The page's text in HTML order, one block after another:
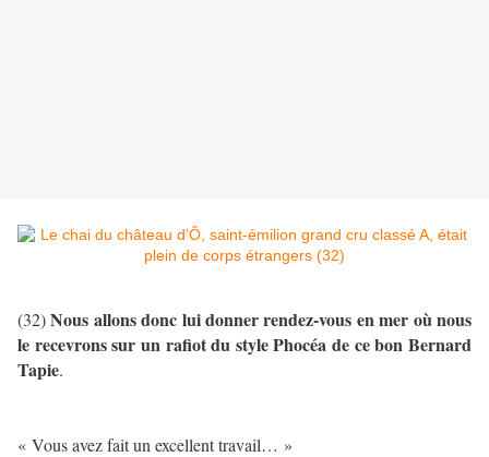
(32)Nous allons donc lui donner rendez-vous en mer où nous
le recevrons sur un rafiot du style Phocéa de ce bon Bernard
Tapie.
« Vous avez fait un excellent travail… »